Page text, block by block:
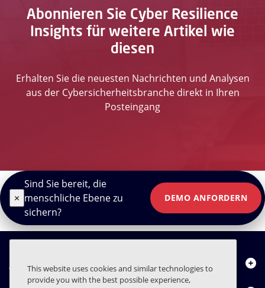
Abonnieren Sie Cyber Resilience
Insights für weitere Artikel wie
diesen
Erhalten Sie die neuesten Nachrichten und Analysen
aus der Cybersicherheitsbranche direkt in Ihren
Posteingang
×
Sind Sie bereit, die
menschliche Ebene zu
sichern?
DEMO ANFORDERN
Über uns
This website uses cookies and similar technologies to
provide you with the best possible experience,